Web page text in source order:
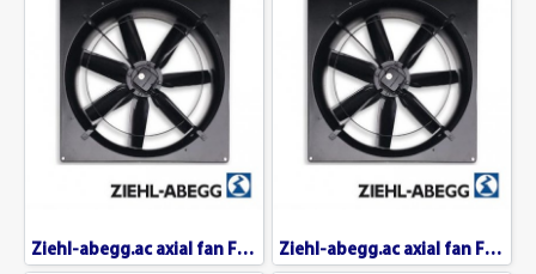
Ziehl-abegg.ac axial fan FC-080 Ziehl-abegg.ac axial fan FC-071